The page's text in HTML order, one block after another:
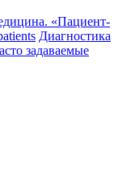
«Пациент-
Диагностика
задаваемые